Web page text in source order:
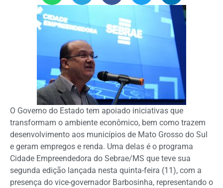
O Governo do Estado tem apoiado iniciativas que
transformam o ambiente econômico, bem como trazem
desenvolvimento aos municípios de Mato Grosso do Sul
e geram empregos e renda. Uma delas é o programa
Cidade Empreendedora do Sebrae/MS que teve sua
segunda edição lançada nesta quinta-feira (11), com a
presença do vice-governador Barbosinha, representando o